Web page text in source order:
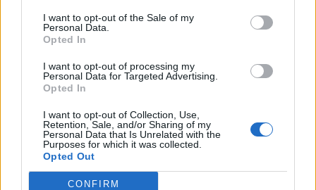
I want to opt-out of the Sale of my
Personal Data.
Opted In
I want to opt-out of processing my
Personal Data for Targeted Advertising.
Opted In
I want to opt-out of Collection, Use,
Retention, Sale, and/or Sharing of my
Personal Data that Is Unrelated with the
Purposes for which it was collected.
Opted Out
CONFIRM
ΜΠΟΡΕΙ ΝΑ ΣΑΣ ΕΝΔΙΑΦΕΡΕΙ
Θεοδωρικάκος: «Παράθυρο» για
παράταση στην επιδότηση στο
27/07/2026